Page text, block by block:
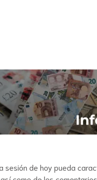
sesión de hoy pueda